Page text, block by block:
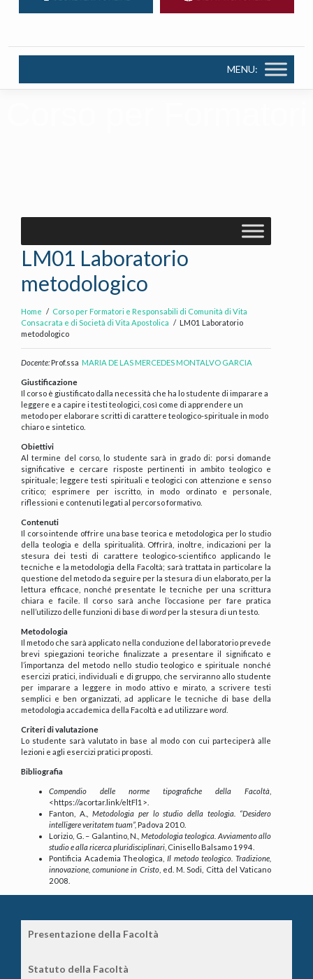
MENU:
LM01 Laboratorio
metodologico
Home
Corso per Formatori e Responsabili di Comunità di Vita
Consacrata e di Società di Vita Apostolica
LM01 Laboratorio
metodologico
Docente:Prof.ssa MARIA DE LAS MERCEDES MONTALVO GARCIA
Giustificazione
Il corso è giustificato dalla necessità che ha lo studente di imparare a
leggere e a capire i testi teologici, così come di apprendere un
metodo per elaborare scritti di carattere teologico-spirituale in modo
chiaro e sintetico.
Obiettivi
Al termine del corso, lo studente sarà in grado di: porsi domande
significative e cercare risposte pertinenti in ambito teologico e
spirituale; leggere testi spirituali e teologici con attenzione e senso
critico; esprimere per iscritto, in modo ordinato e personale,
riflessioni e contenuti legati al percorso formativo.
Contenuti
Il corso intende offrire una base teorica e metodologica per lo studio
della teologia e della spiritualità. Offrirà, inoltre, indicazioni per la
stesura dei testi di carattere teologico-scientifico applicando le
tecniche e la metodologia della Facoltà; sarà trattata in particolare la
questione del metodo da seguire per la stesura di un elaborato, per la
lettura efficace, nonché presentate le tecniche per una scrittura
chiara e facile. Il corso sarà anche l’occasione per fare pratica
nell’utilizzo delle funzioni di base di wordper la stesura di un testo.
Metodologia
Il metodo che sarà applicato nella conduzione del laboratorio prevede
brevi spiegazioni teoriche finalizzate a presentare il significato e
l’importanza del metodo nello studio teologico e spirituale nonché
esercizi pratici, individuali e di gruppo, che serviranno allo studente
per imparare a leggere in modo attivo e mirato, a scrivere testi
semplici e ben organizzati, ad applicare le tecniche di base della
metodologia accademica della Facoltà e ad utilizzare word
Criteri di valutazione
Lo studente sarà valutato in base al modo con cui parteciperà alle
lezioni e agli esercizi pratici proposti.
Bibliografia
Compendio delle norme tipografiche della Facoltà
<https://acortar.link/eltFl1>.
Fanton, A., Metodologia per lo studio della teologia. “Desidero
intelligere veritatem tuam”, Padova 2010.
Lorizio, G. – Galantino, N., Metodologia teologica. Avviamento allo
studio e alla ricerca pluridisciplinari , Cinisello Balsamo 1994.
Pontificia Academia Theologica, Il metodo teologico. Tradizione,
innovazione, comunione in Cristo, ed. M. Sodi, Città del Vaticano
2008.
Presentazione della Facoltà
Statuto della Facoltà